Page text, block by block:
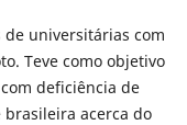
de universitárias com
Teve como objetivo
deficiência de
acerca do